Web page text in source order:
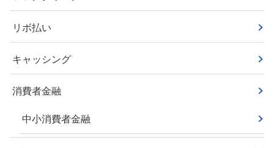
リボ払い
キャッシング
消費者金融
中小消費者金融